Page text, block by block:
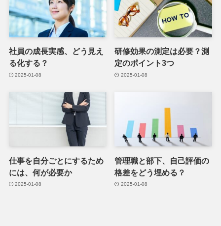
社員の成長実感、どう見え
る化する？
2025-01-08
研修効果の測定は必要？測
定のポイント3つ
2025-01-08
仕事を自分ごとにするため
には、何が必要か
2025-01-08
管理職と部下、自己評価の
格差をどう埋める？
2025-01-08